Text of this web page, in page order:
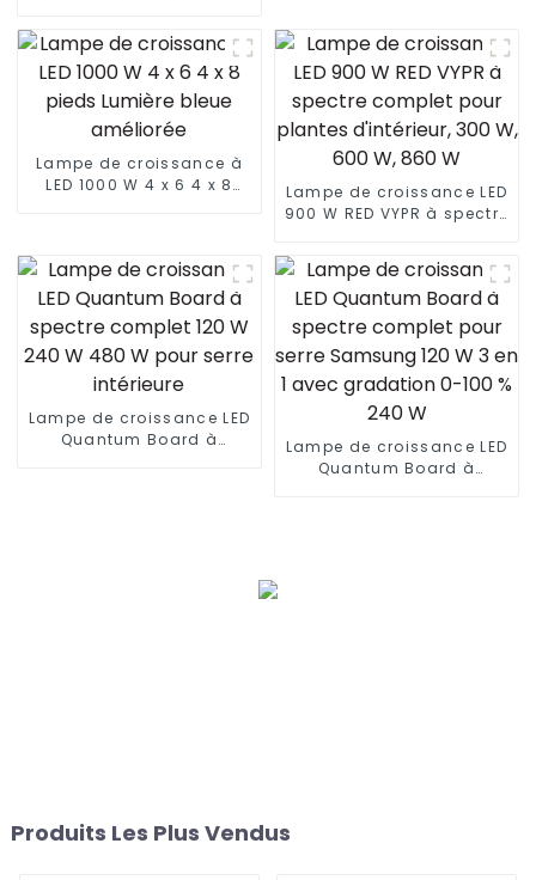
barres, lumière blanche à
spectre complet +
lumière rouge pour
plantes 660 nm, 600 W,
100-277 VCA
de lumière de croissance
à LED personnalisée
Lampe de croissance à
LED 1000 W 4 x 6 4 x 8
Lampe de croissance LED
900 W RED VYPR à spectre
d'intérieur, 300 W, 600 W,
860 W
Lampe de croissance LED
Quantum Board à
Lampe de croissance LED
Quantum Board à
Produits Les Plus Vendus